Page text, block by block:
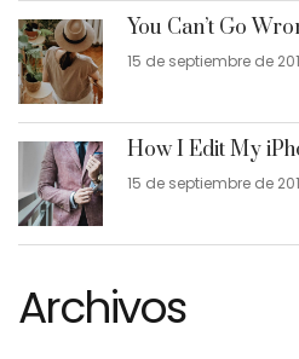
You Can’t Go
15 de septiembre de
How I Edit My
15 de septiembre de
Archivos